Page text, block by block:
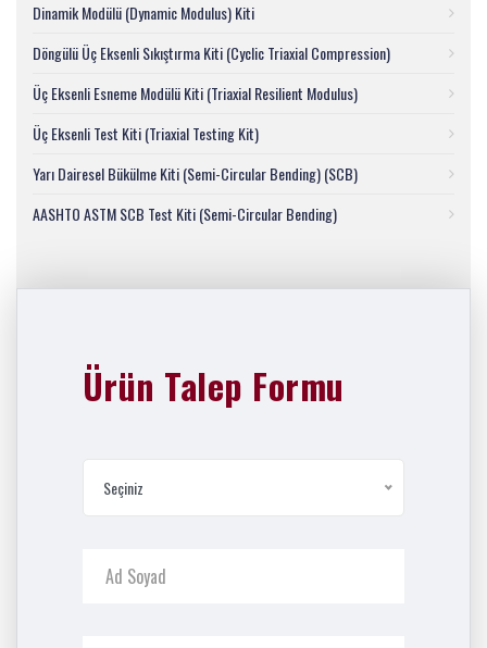
Dinamik Modülü (Dynamic Modulus) Kiti
Döngülü Üç Eksenli Sıkıştırma Kiti (Cyclic Triaxial Compression)
Üç Eksenli Esneme Modülü Kiti (Triaxial Resilient Modulus)
Üç Eksenli Test Kiti (Triaxial Testing Kit)
Yarı Dairesel Bükülme Kiti (Semi-Circular Bending) (SCB)
AASHTO ASTM SCB Test Kiti (Semi-Circular Bending)
Ürün Talep Formu
Seçiniz